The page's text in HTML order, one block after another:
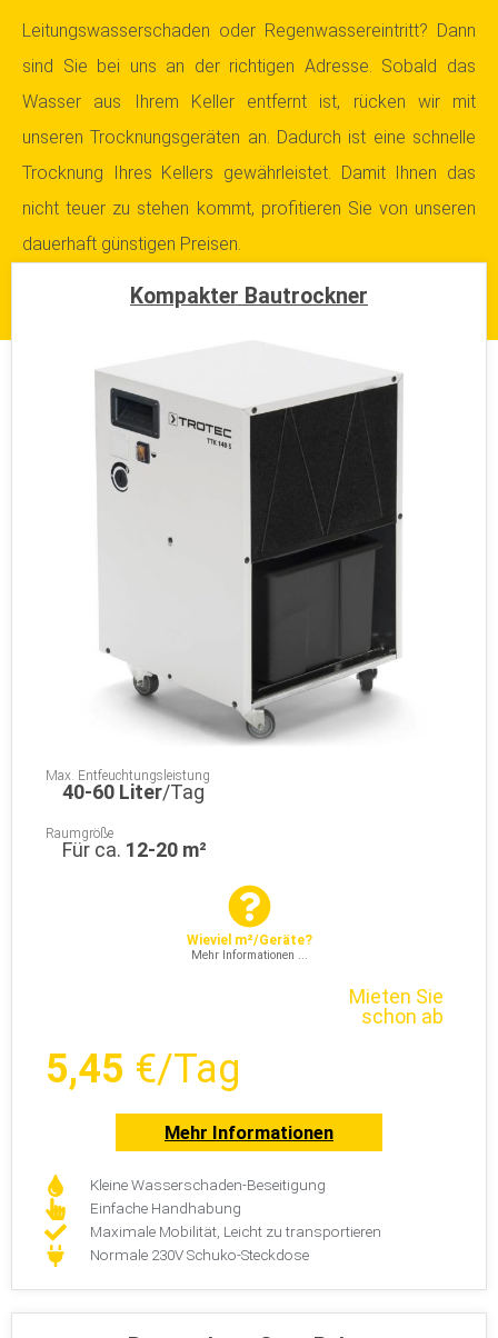
Leitungswasserschaden oder Regenwassereintritt? Dann
sind Sie bei uns an der richtigen Adresse. Sobald das
Wasser aus Ihrem Keller entfernt ist, rücken wir mit
unseren Trocknungsgeräten an. Dadurch ist eine schnelle
Trocknung Ihres Kellers gewährleistet. Damit Ihnen das
nicht teuer zu stehen kommt, profitieren Sie von unseren
dauerhaft günstigen Preisen.
Kompakter Bautrockner
Max. Entfeuchtungsleistung
40-60 Liter/Tag
Raumgröße
Für ca. 12-20 m²
Wieviel m²/Geräte?
Mehr Informationen ...
Mieten Sie
schon ab
5,45 €/Tag
Mehr Informationen
Kleine Wasserschaden-Beseitigung
Einfache Handhabung
Maximale Mobilität, Leicht zu transportieren
Normale 230V Schuko-Steckdose